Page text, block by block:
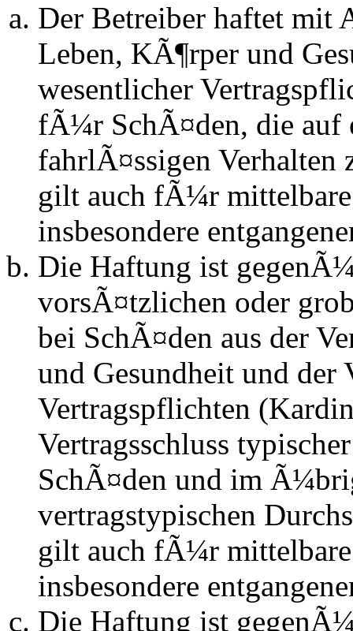
Der Betreiber haftet mit
Leben, KÃ¶rper und
wesentlicher
fÃ¼r SchÃ¤den, die auf
fahrlÃ¤ssigen
gilt auch fÃ¼r
insbesondere
Die Haftung ist
vorsÃ¤tzlichen oder
bei SchÃ¤den aus der
und Gesundheit und der
Vertragspflichten
Vertragsschluss
SchÃ¤den und im
vertragstypischen
gilt auch fÃ¼r
insbesondere
Die Haftung ist